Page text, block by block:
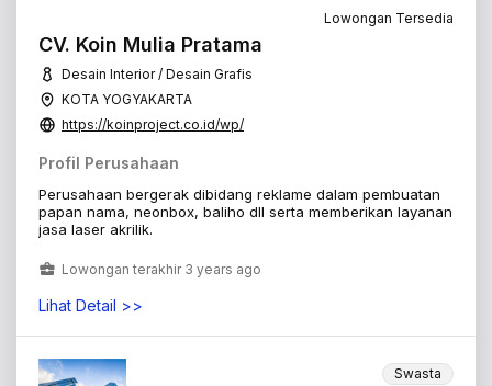
Lowongan Tersedia
CV. Koin Mulia Pratama
Desain Interior / Desain Grafis
KOTA YOGYAKARTA
https://koinproject.co.id/wp/
Profil Perusahaan
Perusahaan bergerak dibidang reklame dalam pembuatan
papan nama, neonbox, baliho dll serta memberikan layanan
jasa laser akrilik.
Lowongan terakhir 3 years ago
Lihat Detail >>
Swasta